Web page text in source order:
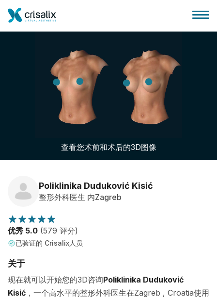
外科医生之家
客户评价
查看您术前和术后的3D图像
Poliklinika Duduković Kisić
整形外科医生 内Zagreb
优秀 5.0 (579 评分)
已验证的 Crisalix人员
关于
现在就可以开始您的3D咨询Poliklinika Duduković
Kisić ，一个高水平的整形外科医生在Zagreb , Croatia使用